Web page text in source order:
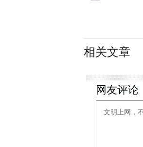
相关文章